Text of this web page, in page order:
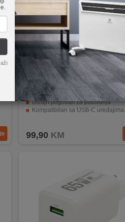
Apple
Dual USB-C 35W
Adapter
Snaga od 35 W za brzo punjenje.
Napunite dva uređaja istovremeno
Dizajn pogodan za putovanja
Kompatibilan sa USB-C uređajima.
99,90 KM